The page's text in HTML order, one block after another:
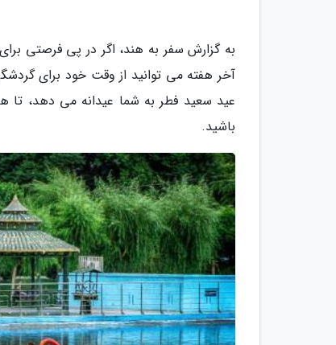
به گزارش سفر به هند، اگر در پی فرصتی
آخر هفته می توانید از وقت خود برای
عید سعید فطر به شما عیدانه می دهد، تا
باشید.